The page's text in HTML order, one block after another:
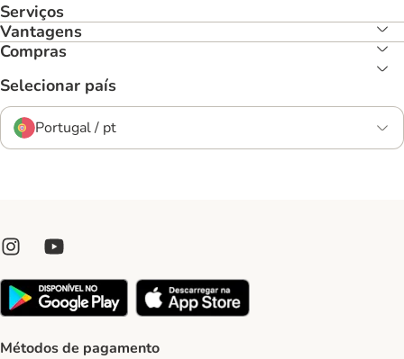
Serviços
Vantagens
Compras
Selecionar país
Portugal / pt
Métodos de pagamento